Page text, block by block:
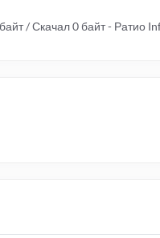
/ Скачал 0 байт - Ратио